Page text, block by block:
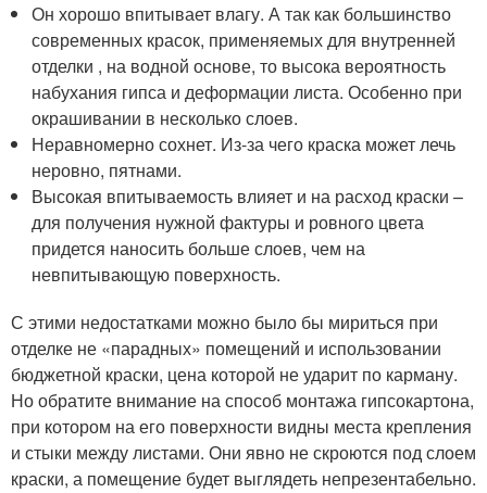
Он хорошо впитывает влагу. А так как большинство
современных красок, применяемых для внутренней
отделки , на водной основе, то высока вероятность
набухания гипса и деформации листа. Особенно при
окрашивании в несколько слоев.
Неравномерно сохнет. Из-за чего краска может лечь
неровно, пятнами.
Высокая впитываемость влияет и на расход краски –
для получения нужной фактуры и ровного цвета
придется наносить больше слоев, чем на
невпитывающую поверхность.
С этими недостатками можно было бы мириться при
отделке не «парадных» помещений и использовании
бюджетной краски, цена которой не ударит по карману.
Но обратите внимание на способ монтажа гипсокартона,
при котором на его поверхности видны места крепления
и стыки между листами. Они явно не скроются под слоем
краски, а помещение будет выглядеть непрезентабельно.